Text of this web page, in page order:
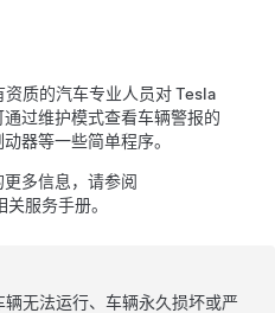
质的汽车专业人员对 Tesla
过维护模式查看车辆警报的
器等一些简单程序。
多信息，请参阅
关服务手册。
无法运行、车辆永久损坏或严